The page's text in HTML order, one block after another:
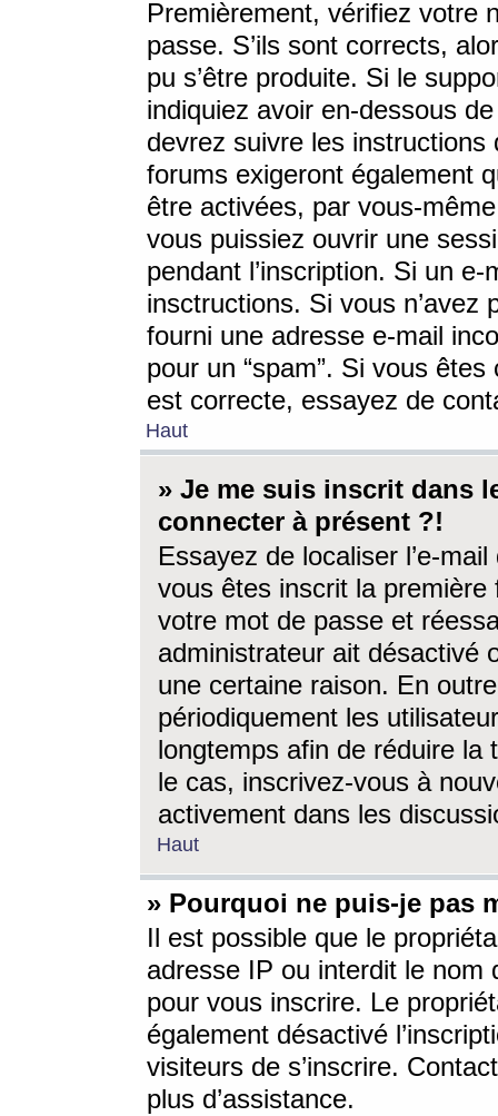
Premièrement, vérifiez votre
passe. S’ils sont corrects,
pu s’être produite. Si le
indiquiez avoir en-dessous
devrez suivre les
forums exigeront également
être activées, par vous-
vous puissiez ouvrir une
pendant l’inscription. Si un
insctructions. Si vous n’avez
fourni une adresse e-mail
pour un “spam”. Si vous
est correcte, essayez de
Haut
» Je me suis inscrit dans
connecter à présent ?!
Essayez de localiser l’e-
vous êtes inscrit la première
votre mot de passe et
administrateur ait désactivé
une certaine raison. En
périodiquement les
longtemps afin de réduire la
le cas, inscrivez-vous à
activement dans les
Haut
» Pourquoi ne puis-je pas
Il est possible que le
adresse IP ou interdit le nom
pour vous inscrire. Le
également désactivé
visiteurs de s’inscrire.
plus d’assistance.